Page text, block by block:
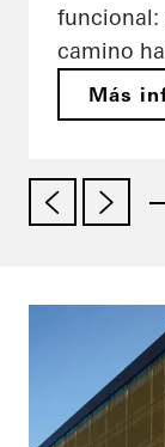
funcional:
camino
Más